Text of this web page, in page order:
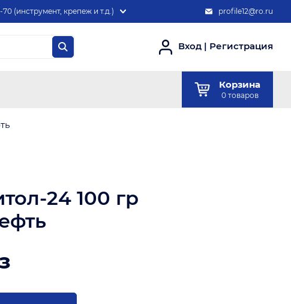
70 (инструмент, крепеж и т.д.) profile12@ro.ru
Вход | Регистрация
Корзина
0 товаров
24 100 гр